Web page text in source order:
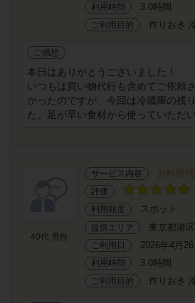
利用時間 3.0時間
ご利用目的 作りおき
ご感想
本日はありがとうございました！
いつもは買い物代行も含めてご依頼
かったのですが、今回は冷蔵庫の残
た。足が早い食材から使っていただい
40代 男性
サービス内容 お料理
評価
利用頻度
スポット
提供エリア 東京都港区
ご利用日 2026年4月
利用時間 3.0時間
ご利用目的 作りおき